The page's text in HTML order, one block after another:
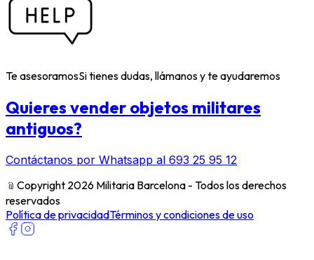
Te asesoramosSi tienes dudas, llámanos y te ayudaremos
Quieres vender objetos militares
antiguos?
Contáctanos por Whatsapp al 693 25 95 12
﹫ Copyright 2026 Militaria Barcelona - Todos los derechos
reservados
Política de privacidadTérminos y condiciones de uso